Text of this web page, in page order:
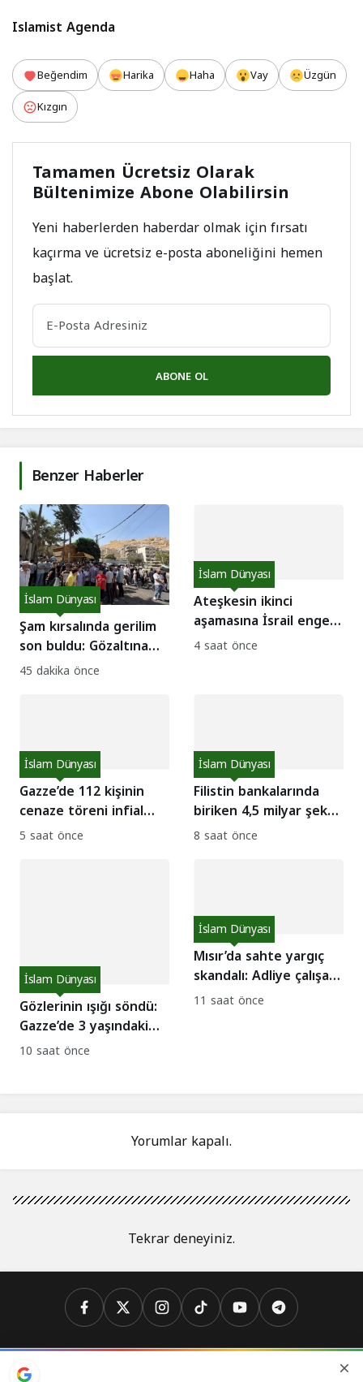
Islamist Agenda
Beğendim Harika Haha Vay
Üzgün
Kızgın
Tamamen Ücretsiz Olarak
Bültenimize Abone Olabilirsin
Yeni haberlerden haberdar olmak için fırsatı
kaçırma ve ücretsiz e-posta aboneliğini hemen
başlat.
ABONE OL
Benzer Haberler
Şam kırsalında gerilim
son buldu: Gözaltına
alınanlar serbest
İslam Dünyası
45 dakika önce
Ateşkesin ikinci
aşamasına İsrail engeli:
Gazetede çatlak!
İslam Dünyası
4 saat önce
Gazze’de 112 kişinin
cenaze töreni infial
yarattı
İslam Dünyası
5 saat önce
Filistin bankalarında
biriken 4,5 milyar şekel
devrediliyor
İslam Dünyası
8 saat önce
Gözlerinin ışığı söndü:
Gazze’de 3 yaşındaki
Misk’in yaşama
İslam Dünyası
10 saat önce
Mısır’da sahte yargıç
skandalı: Adliye çalışanı
3 kişi gözaltında
İslam Dünyası
11 saat önce
Yorumlar kapalı.
Tekrar deneyiniz.